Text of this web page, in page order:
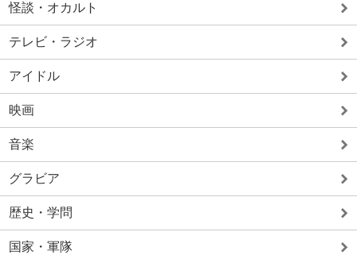
怪談・オカルト
テレビ・ラジオ
アイドル
映画
音楽
グラビア
歴史・学問
国家・軍隊